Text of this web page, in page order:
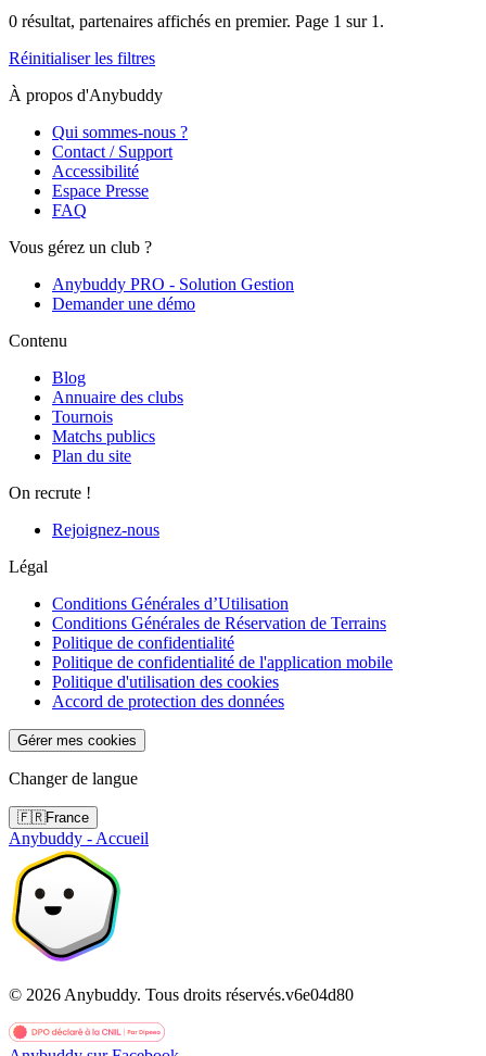
0 résultat, partenaires affichés en premier. Page 1 sur 1 .
Réinitialiser les filtres
À propos d'Anybuddy
Qui sommes-nous ?
Contact / Support
Accessibilité
Espace Presse
FAQ
Vous gérez un club ?
Anybuddy PRO - Solution Gestion
Demander une démo
Contenu
Blog
Annuaire des clubs
Tournois
Matchs publics
Plan du site
On recrute !
Rejoignez-nous
Légal
Conditions Générales d’Utilisation
Conditions Générales de Réservation de Terrains
Politique de confidentialité
Politique de confidentialité de l'application mobile
Politique d'utilisation des cookies
Accord de protection des données
Gérer mes cookies
Changer de langue
🇫🇷France
Anybuddy - Accueil
© 2026 Anybuddy. Tous droits réservés.v6e04d80